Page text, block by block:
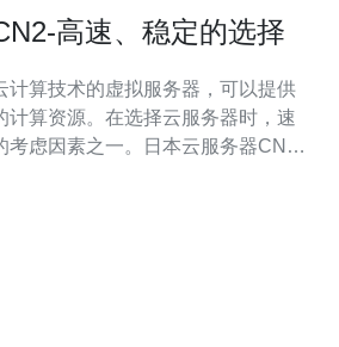
高速、稳定的选择
计算技术的虚拟服务器，可以提供
计算资源。在选择云服务器时，速
考虑因素之一。日本云服务器CN2